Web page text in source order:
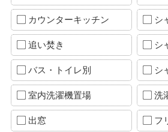
カウンターキッチン シ
追い焚き シ
バス・トイレ別 シ
室内洗濯機置場 洗
出窓 フ